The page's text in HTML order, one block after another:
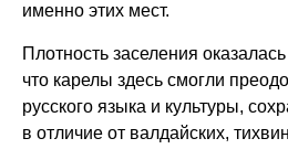
именно этих мест.
Плотность заселения
что карелы здесь смогли
русского языка и культуры,
в отличие от валдайских,